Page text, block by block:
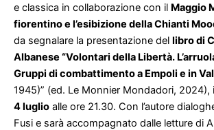
e classica in collaborazione con il Maggio
fiorentino e l’esibizione della Chianti
da segnalare la presentazione del libro di
Albanese “Volontari della Libertà.
Gruppi di combattimento a Empoli e in
1945)” (ed. Le Monnier Mondadori, 2024),
4 luglio alle ore 21.30. Con l’autore
Fusi e sarà accompagnato dalle letture di